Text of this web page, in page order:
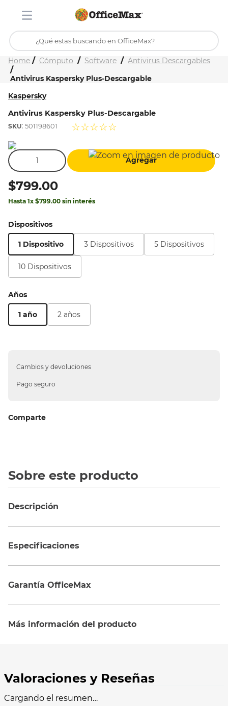
¿Qué estas buscando en OfficeMax?
Inicio Tienda
Cómputo Software
Antivirus Descargables
Antivirus Kaspersky Plus-Descargable
Kaspersky
Antivirus Kaspersky Plus-Descargable
: 501198601 ☆☆☆☆☆
Agregar
$799.00
Hasta 1x $799.00 sin interés
Dispositivos
1 Dispositivo 3 Dispositivos 5 Dispositivos
10 Dispositivos
Años
1 año 2 años
Cambios y devoluciones
Pago seguro
Comparte
Sobre este producto
Descripción
Especificaciones
Garantía OfficeMax
Más información del producto
Cargando el resumen…
TÉRMINOS MÁS BUSCADOS
.
ojo turco
2.
stitch
3.
toy story
5.
mochilas
.
stuk
7.
mochila
carpeta
9.
carpetas
sillas